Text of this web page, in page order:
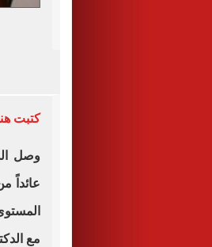
كتبت
وصل
عائداً
مع